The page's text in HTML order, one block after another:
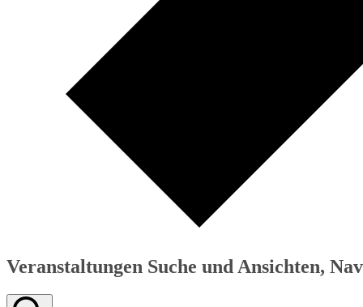
Veranstaltungen Suche und Ansichten,